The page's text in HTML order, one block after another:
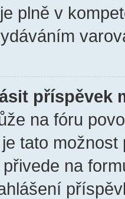
plně v
příspěvek
na fóru
tato
na